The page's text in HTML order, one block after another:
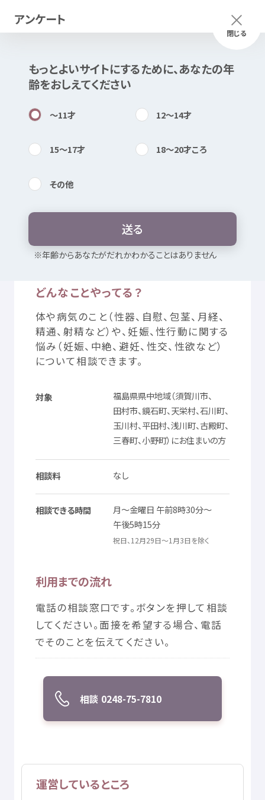
内検索
お気に入り
気持ちをはきだす サイト内検索
寄付のお願 い
プライバシーポリシー 認定サービスとは
Mexへのお問い合わせ
ふりがな つかいかた メニュー
閉じる
アンケート
もっとよいサイトにするために、あなたの年
齢をおしえてください
〜11才 12〜14才
15〜17才 18〜20才ころ
その他
送る
※年齢からあなたがだれかわかることはありません
このページは公開情報をもとに
Mexで作成
県中保健福祉事務所思春期相談
どんなことやってる？
体や病気のこと（性器、 自慰、 包茎、 月経、
精通、 射精など）や、 妊娠、性行動に関する
悩み（妊娠、 中絶、 避妊、 性交、 性欲など）
について相談できます。
対象 福島県県中地域（須賀川市、
田村市、鏡石町、天栄村、石川町、
玉川村、平田村、浅川町、古殿町、
三春町、小野町）にお住まいの方
相談料 なし
相談できる時間 月～金曜日 午前8時30分～
午後5時15分
祝日、12月29日～1 月3日を除く
利用までの流れ
電話の相談窓口です。ボタンを押 して 相談
してください。 面接を希望する場合、 電話
でそのことを伝えてください。
相談 0248-75-7810
運営しているところ